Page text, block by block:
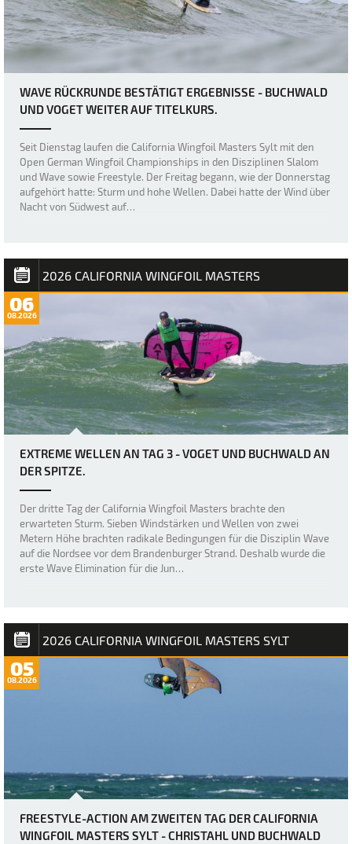
WAVE RÜCKRUNDE BESTÄTIGT ERGEBNISSE - BUCHWALD
UND VOGET WEITER AUF TITELKURS.
Seit Dienstag laufen die California Wingfoil Masters Sylt mit den
Open German Wingfoil Championships in den Disziplinen Slalom
und Wave sowie Freestyle. Der Freitag begann, wie der Donnerstag
aufgehört hatte: Sturm und hohe Wellen. Dabei hatte der Wind über
Nacht von Südwest auf…
2026 CALIFORNIA WINGFOIL MASTERS
06
08.2026
EXTREME WELLEN AN TAG 3 - VOGET UND BUCHWALD AN
DER SPITZE.
Der dritte Tag der California Wingfoil Masters brachte den
erwarteten Sturm. Sieben Windstärken und Wellen von zwei
Metern Höhe brachten radikale Bedingungen für die Disziplin Wave
auf die Nordsee vor dem Brandenburger Strand. Deshalb wurde die
erste Wave Elimination für die Jun…
2026 CALIFORNIA WINGFOIL MASTERS SYLT
05
08.2026
FREESTYLE-ACTION AM ZWEITEN TAG DER CALIFORNIA
WINGFOIL MASTERS SYLT - CHRISTAHL UND BUCHWALD